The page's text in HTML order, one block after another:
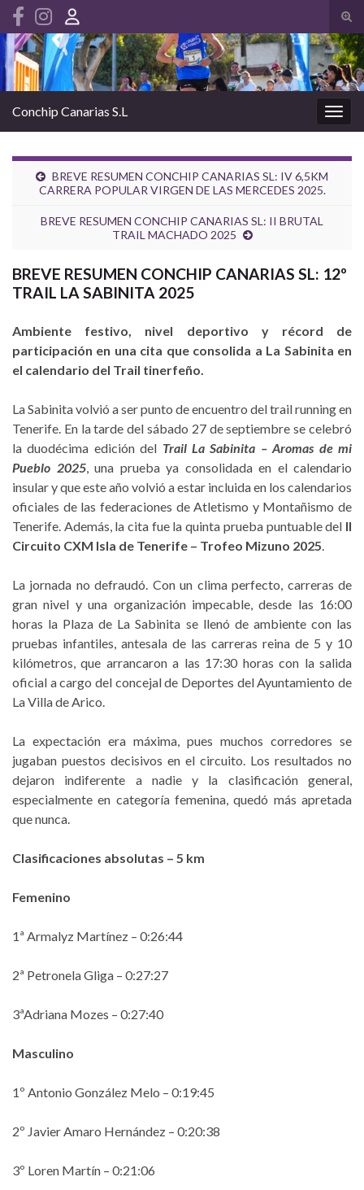
el
de
Search for:
la
Conchip Canarias S.L
BREVE RESUMEN CONCHIP CANARIAS SL: IV 6,5KM
CARRERA POPULAR VIRGEN DE LAS MERCEDES 2025.
BREVE RESUMEN CONCHIP CANARIAS SL: II BRUTAL
TRAIL MACHADO 2025
BREVE RESUMEN CONCHIP CANARIAS SL: 12º
TRAIL LA SABINITA 2025
Ambiente festivo, nivel deportivo y récord de
participación en una cita que consolida a La Sabinita en
el calendario del Trail tinerfeño.
La Sabinita volvió a ser punto de encuentro del trail running en
Tenerife. En la tarde del sábado 27 de septiembre se celebró
la duodécima edición del Trail La Sabinita – Aromas de mi
Pueblo 2025, una prueba ya consolidada en el calendario
insular y que este año volvió a estar incluida en los calendarios
oficiales de las federaciones de Atletismo y Montañismo de
Tenerife. Además, la cita fue la quinta prueba puntuable del II
Circuito CXM Isla de Tenerife – Trofeo Mizuno 2025.
La jornada no defraudó. Con un clima perfecto, carreras de
gran nivel y una organización impecable, desde las 16:00
horas la Plaza de La Sabinita se llenó de ambiente con las
pruebas infantiles, antesala de las carreras reina de 5 y 10
kilómetros, que arrancaron a las 17:30 horas con la salida
oficial a cargo del concejal de Deportes del Ayuntamiento de
La Villa de Arico.
La expectación era máxima, pues muchos corredores se
jugaban puestos decisivos en el circuito. Los resultados no
dejaron indiferente a nadie y la clasificación general,
especialmente en categoría femenina, quedó más apretada
que nunca.
Clasificaciones absolutas – 5 km
Femenino
1ª Armalyz Martínez – 0:26:44
2ª Petronela Gliga – 0:27:27
3ªAdriana Mozes – 0:27:40
Masculino
1º Antonio González Melo – 0:19:45
2º Javier Amaro Hernández – 0:20:38
3º Loren Martín – 0:21:06